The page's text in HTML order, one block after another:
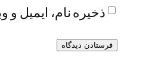
ذخیره نام، ایمیل